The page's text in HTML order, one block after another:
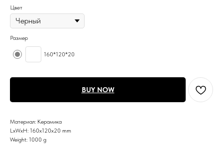
Цвет
Размер
160*120*20
BUY NOW
Материал: Керамика
LxWxH: 160x120x20 mm
Weight: 1000 g